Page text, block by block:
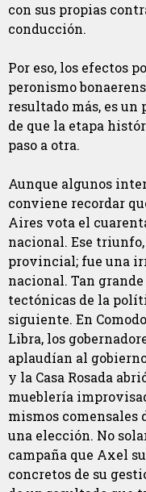
con sus propias
conducción.
Por eso, los efectos
peronismo
resultado más, es un
de que la etapa
paso a otra.
Aunque algunos
conviene recordar
Aires vota el
nacional. Ese
provincial; fue una
nacional. Tan
tectónicas de la
siguiente. En
Libra, los
aplaudían al
y la Casa Rosada
mueblería
mismos comensales
una elección. No
campaña que Axel
concretos de su